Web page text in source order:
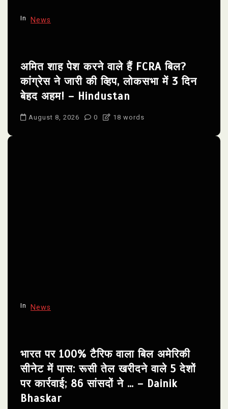
In News
अमित शाह पेश करने वाले हैं FCRA बिल?
कांग्रेस ने जारी की व्हिप, लोकसभा में 3 दिन
बेहद अहम! – Hindustan
August 8, 2026 0 18 words
In News
भारत पर 100% टैरिफ वाला बिल अमेरिकी
सीनेट में पास: रूसी तेल खरीदने वाले 5 देशों
पर कार्रवाई; 86 सांसदों ने … – Dainik
Bhaskar